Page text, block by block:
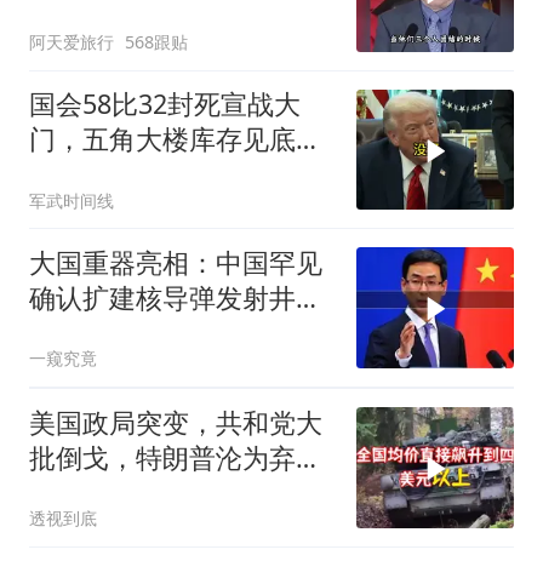
阿天爱旅行 568跟贴
国会58比32封死宣战大
门，五角大楼库存见底，
生了什么
军武时间线
大国重器亮相：中国罕见
确认扩建核导弹发射井铸
一窥究竟
美国政局突变，共和党大
批倒戈，特朗普沦为弃
透视到底